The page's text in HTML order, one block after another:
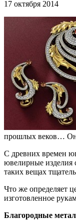
17 октября 2014
прошлых веков…
С древних времен
ювелирные изделия
таких вещах
Что же определяет
изготовленное
Благородные